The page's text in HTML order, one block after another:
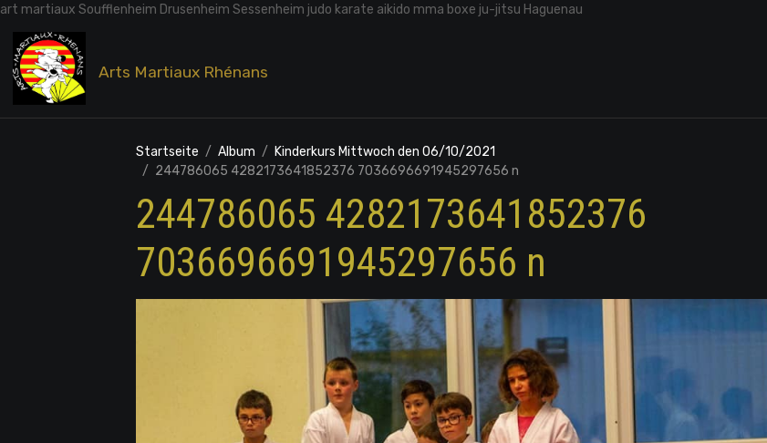
art martiaux Soufflenheim Drusenheim Sessenheim judo karate aikido mma boxe ju-jitsu Haguenau
Arts Martiaux Rhénans
Startseite Album
Kinderkurs Mittwoch den 06/10/2021
244786065 4282173641852376 7036696691945297656 n
244786065 4282173641852376
7036696691945297656 n